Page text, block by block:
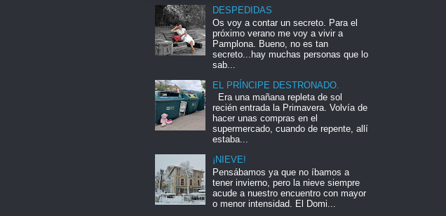
DESPEDIDAS
Os voy a contar un secreto. Para el
próximo verano me voy a vivir a
Pamplona. Bueno, no es tan
secreto...hay muchas personas que lo
sab...
EL PRÍNCIPE DESTRONADO.
Era una mañana repleta de sol
recién entrada la Primavera. Volvía de
hacer unas compras en el
supermercado, cuando de repente, allí
estaba...
¡NIEVE!
Pensábamos ya que no íbamos a
tener invierno, pero la nieve siempre
acude a nuestro encuentro con mayor
o menor intensidad. El Domi...